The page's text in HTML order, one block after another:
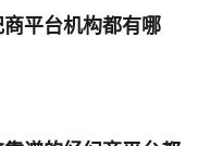
平台机构都有哪